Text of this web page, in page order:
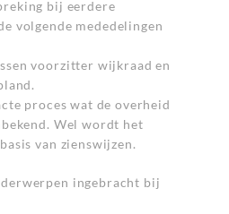
bij eerdere
volgende mededelingen
voorzitter wijkraad en
proces wat de overheid
Wel wordt het
van zienswijzen.
ingebracht bij